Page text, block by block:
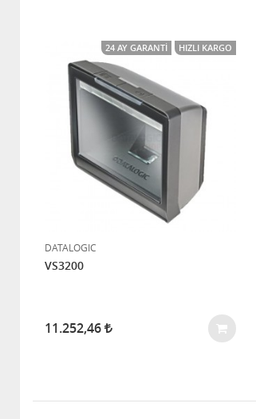
24 AY GARANTI HIZLI KARGO
DATALOGIC
VS3200
11.252,46